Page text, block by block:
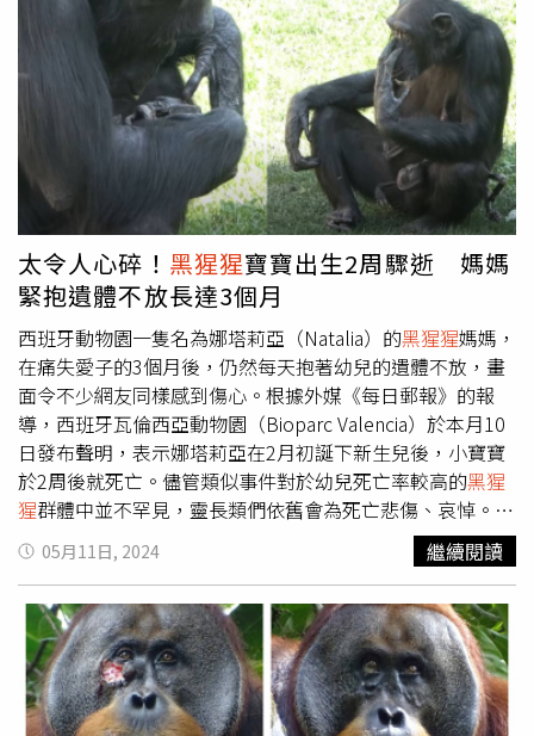
賽爾‧埃克斯特姆（Axel Ekström）表示，神經科學界一直
有一個流傳多年的假設，即黑猩猩之所以無法說話，是因為
牠們的大腦皮質阻礙了牠們的語言能力。埃克斯特姆解釋，
在人類的大腦中，負責控制下巴移動的區域，與控制聲帶的
區域之間存在著「重疊」，也因此在人類的成長過程中，我
們逐漸從牙牙學語學會了成人的語言模式。而科學家推測，
由於
的大腦缺乏這種「重疊」，因此牠們無法像人類
一樣說話。然而，兩支過去的影片對這種說法造成了衝擊，
其中之一是生活在佛羅里達州棕梠港陽光海岸靈長類動物保
護園區的黑猩猩「強尼」（Johnny）。在一段2007年的視
頻中，這支名叫強尼的黑猩猩似乎在回應一位女士時說了
「媽媽」。而強尼曾經棲居的保護區成員也像他們證實，強
尼會用非常嘶啞的聲音說「媽媽」。另一支影片，則是來自
於1962年環球影業系列新聞片的一個片段。影片中一隻名
叫雷娜塔（Renata）的黑猩猩轉頭看像向牠的飼養員，而飼
養員鼓勵牠說了一些聽起來像媽媽的單字。科學家們將這些
被發現的影片片段錄音後，跟被診斷患有帕金森症患者說話
的錄音檔剪輯在一起，播放給61名志願者聽寫下他們聽到的
字眼，其中絕大多數的受試者都判斷，他們聽到強尼與雷娜
塔說的字眼是「媽媽」。埃克斯特姆博士表示，這份測試的
結果表明，要嘛大腦皮質的區域重疊並不重要，要嘛就代表
黑猩猩也具備這種重疊的特質。另外根據一份1947年的紀
錄，當代靈長類學家凱瑟琳‧海耶斯‧尼森（Catherine
Hayes Nissen）與丈夫基恩‧詹姆士‧海耶斯（Keith
James Hayes）收養了一隻名叫維基（Viki）的黑猩猩並將
太令人心碎！ 黑猩猩寶寶出生2周驟逝 媽媽
緊抱遺體不放長達3個月
西班牙動物園一隻名為娜塔莉亞（Natalia）的黑猩猩媽媽，
在痛失愛子的3個月後，仍然每天抱著幼兒的遺體不放，畫
面令不少網友同樣感到傷心。根據外媒《每日郵報》的報
導，西班牙瓦倫西亞動物園（Bioparc Valencia）於本月10
日發布聲明，表示娜塔莉亞在2月初誕下新生兒後，小寶寶
於2周後就死亡。儘管類似事件對於幼兒死亡率較高的黑猩
猩群體中並不罕見，靈長類們依舊會為死亡悲傷、哀悼。報
導指出，喪子的憾事對娜塔莉亞的打擊相當嚴重，似乎來得
更加沉重，牠每天都會隨身攜帶孩子的屍體在圍欄內走動，
也能見到其他黑猩猩在安慰娜塔莉亞的身影。園方提到，黑
猩猩是以社會關係和群體凝聚力為基礎的物種，因此所有成
員都受到這些悲傷事件的影響，牠們也需要時間來接受失去
親人的事實，而猩猩媽媽會需要更多的時間來適應。另外，
園方進一步表示，由於黑猩猩 是極度瀕危物種，他們必須持
05月11日, 2024 繼續閱讀